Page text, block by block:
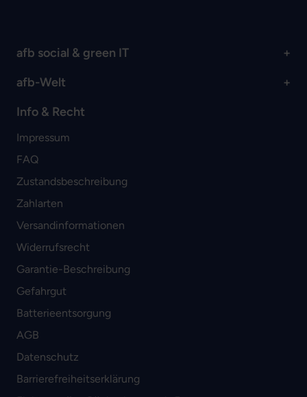
afb social & green IT
afb-Welt
Info & Recht
Impressum
FAQ
Zustandsbeschreibung
Zahlarten
Versandinformationen
Widerrufsrecht
Garantie-Beschreibung
Gefahrgut
Batterieentsorgung
AGB
Datenschutz
Barrierefreiheitserklärung